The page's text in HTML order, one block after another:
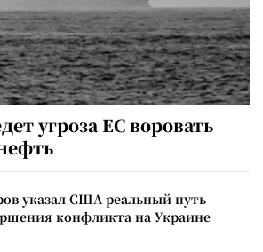
угроза ЕС воровать
указал США реальный путь
конфликта на Украине